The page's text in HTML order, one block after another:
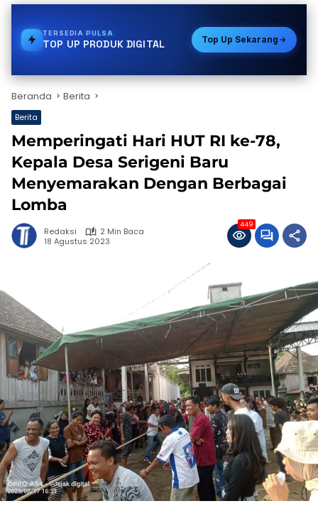
TERSEDIABPJS
TOP UP PRODUK DIGITAL Top Up Sekarang
Beranda Berita
Berita
Memperingati Hari HUT RI ke-78,
Kepala Desa Serigeni Baru
Menyemarakan Dengan Berbagai
Lomba
Redaksi
2 Min Baca
18 Agustus 2023
449